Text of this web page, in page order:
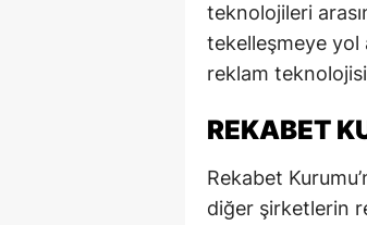
teknolojileri
tekelleşmeye yol
reklam
REKABET
Rekabet
diğer şirketlerin